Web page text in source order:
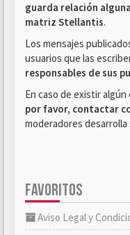
guarda relación
matriz Stellantis.
Los mensajes
usuarios que las
responsables de sus
En caso de existir
por favor, contactar
moderadores
FAVORITOS
Aviso Legal y